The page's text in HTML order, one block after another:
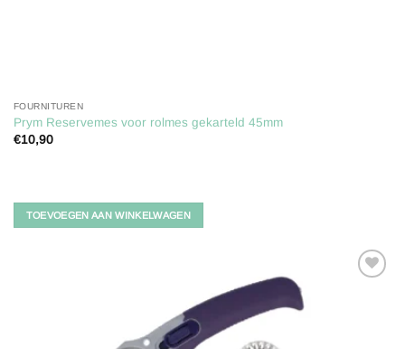
FOURNITUREN
Prym Reservemes voor rolmes gekarteld 45mm
€10,90
TOEVOEGEN AAN WINKELWAGEN